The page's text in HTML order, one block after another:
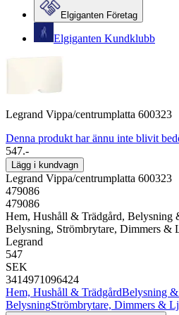
Elgiganten Företag
Elgiganten Kundklubb
Legrand Vippa/centrumplatta 600323
Denna produkt har ännu inte blivit
547.-
Lägg i kundvagn
Legrand Vippa/centrumplatta 600323
479086
479086
Hem, Hushåll & Trädgård, Belysning
Belysning, Strömbrytare, Dimmers &
Legrand
547
SEK
3414971096424
Hem, Hushåll & TrädgårdBelysning
BelysningStrömbrytare, Dimmers &